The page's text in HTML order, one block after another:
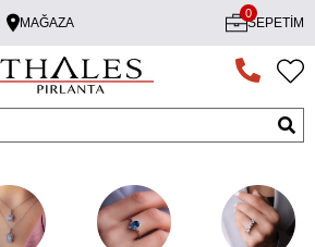
MAĞAZA SEPETIM
0